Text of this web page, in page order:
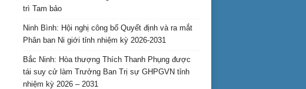
trì Tam bảo
Ninh Bình: Hội nghị công bố Quyết định và ra mắt
Phân ban Ni giới tỉnh nhiệm kỳ 2026-2031
Bắc Ninh: Hòa thượng Thích Thanh Phụng được
tái suy cử làm Trưởng Ban Trị sự GHPGVN tỉnh
nhiệm kỳ 2026 – 2031